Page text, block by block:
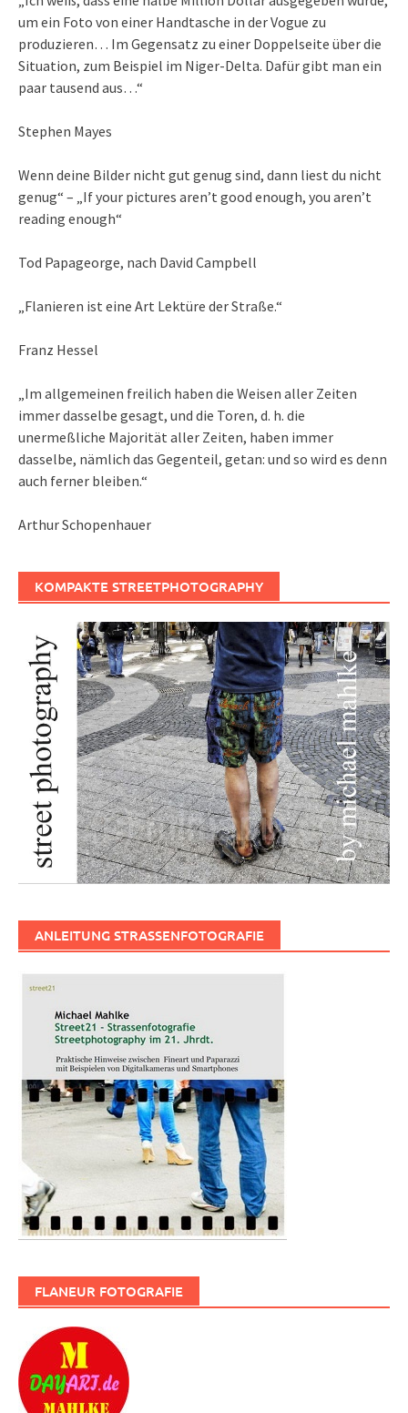
um ein Foto von einer Handtasche in der Vogue zu
produzieren… Im Gegensatz zu einer Doppelseite über die
Situation, zum Beispiel im Niger-Delta. Dafür gibt man ein
paar tausend aus…“
Stephen Mayes
Wenn deine Bilder nicht gut genug sind, dann liest du nicht
genug“ – „If your pictures aren’t good enough, you aren’t
reading enough“
Tod Papageorge, nach David Campbell
„Flanieren ist eine Art Lektüre der Straße.“
Franz Hessel
„Im allgemeinen freilich haben die Weisen aller Zeiten
immer dasselbe gesagt, und die Toren, d. h. die
unermeßliche Majorität aller Zeiten, haben immer
dasselbe, nämlich das Gegenteil, getan: und so wird es denn
auch ferner bleiben.“
Arthur Schopenhauer
KOMPAKTE STREETPHOTOGRAPHY
ANLEITUNG STRASSENFOTOGRAFIE
FLANEUR FOTOGRAFIE